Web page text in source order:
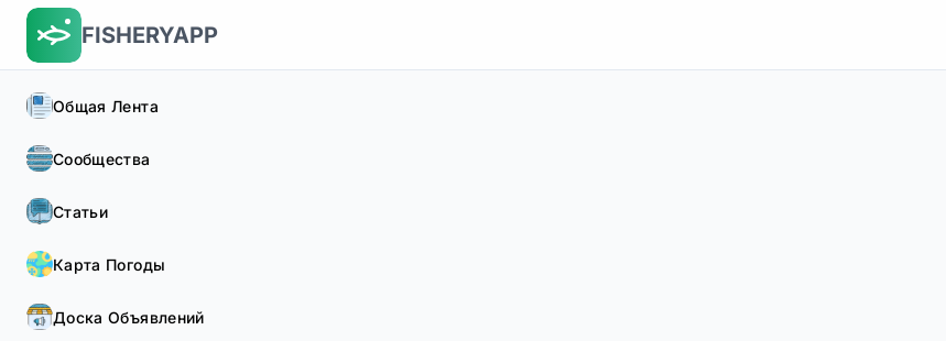
FISHERYAPP
Общая Лента
Сообщества
Статьи
Карта Погоды
Доска Объявлений